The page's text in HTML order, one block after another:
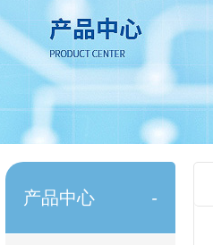
产品中心 -